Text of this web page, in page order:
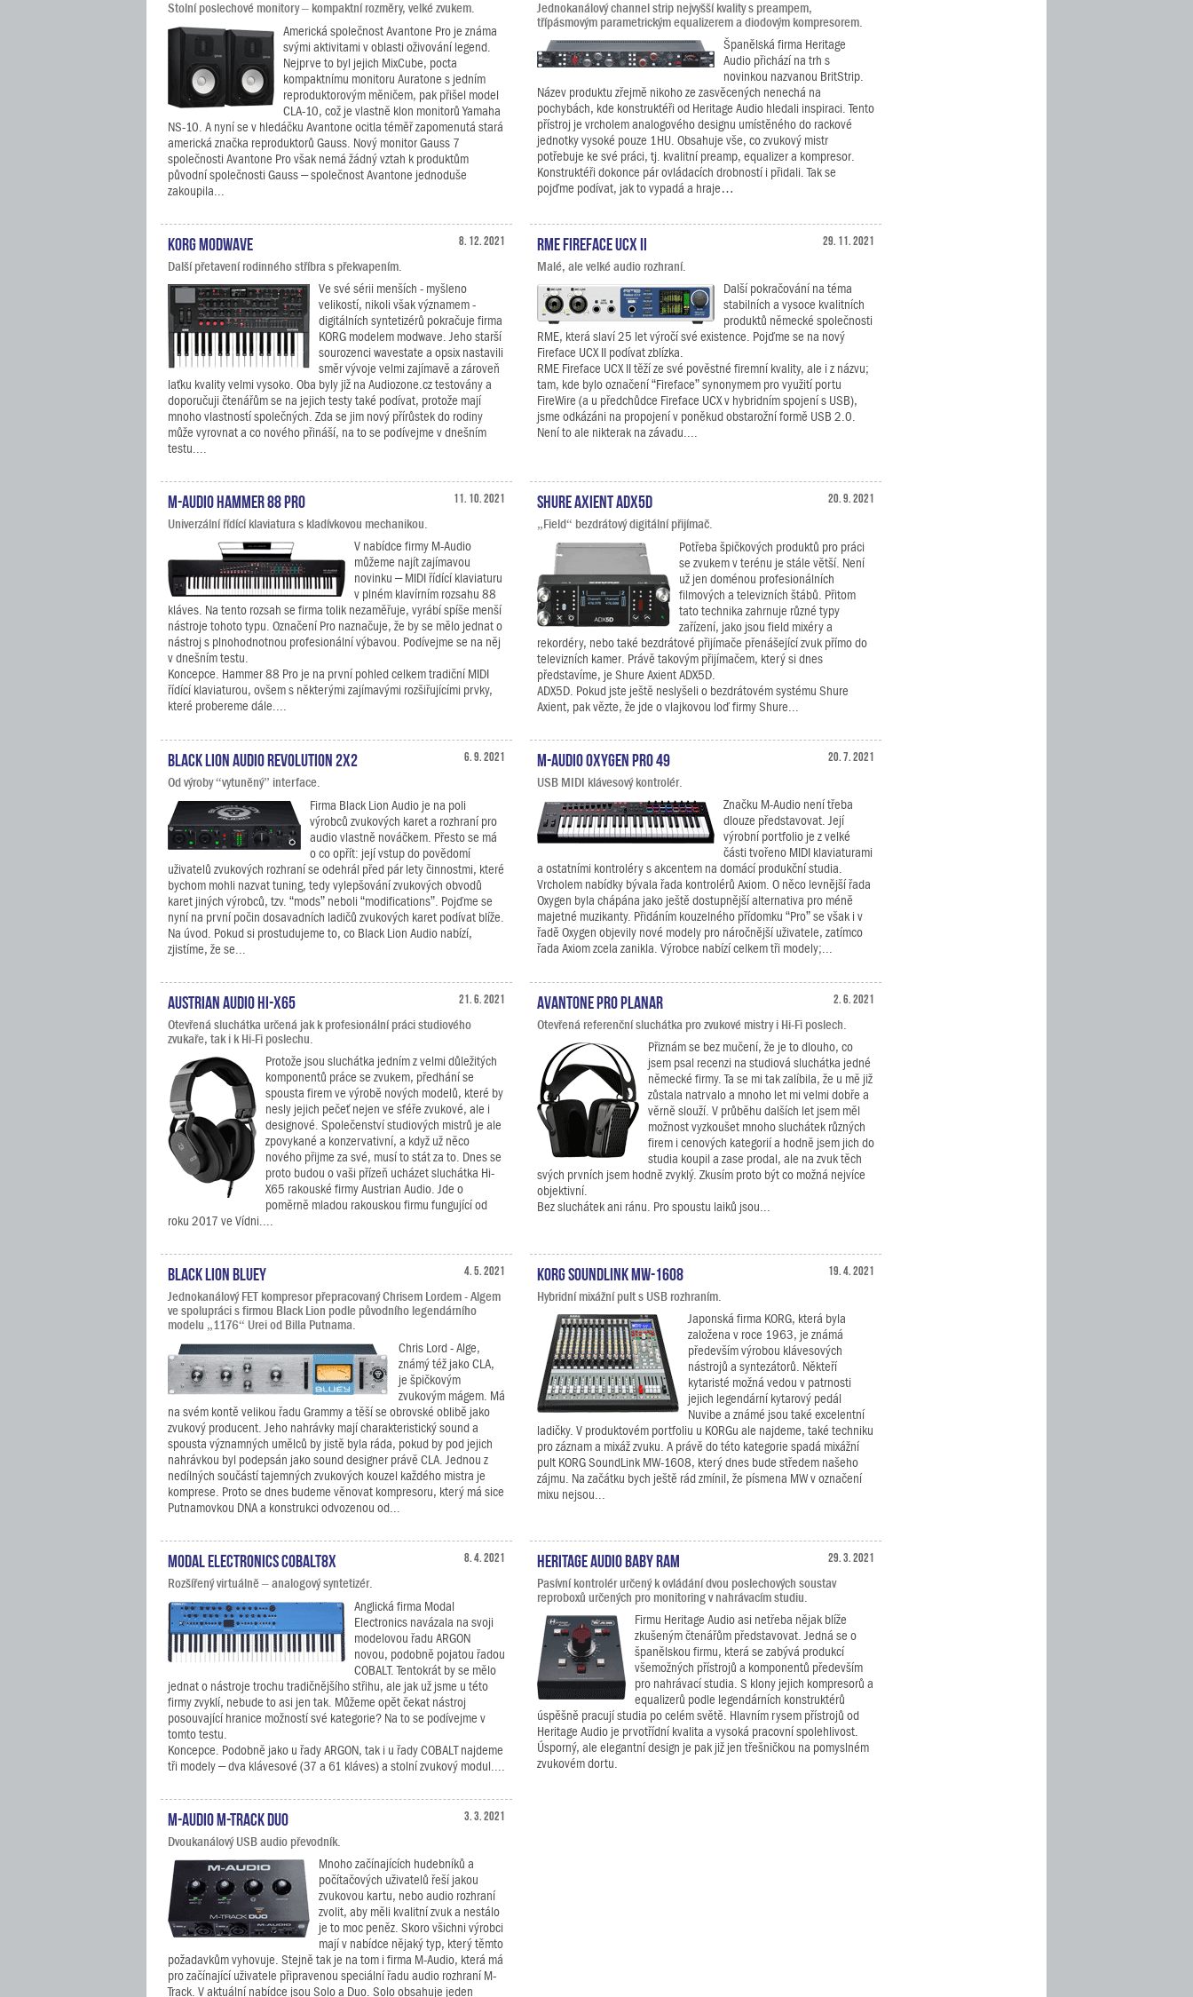
Stolní poslechové monitory – kompaktní rozměry, velké zvukem.
Americká společnost Avantone Pro je známa
svými aktivitami v oblasti oživování legend.
Nejprve to byl jejich MixCube, pocta
kompaktnímu monitoru Auratone s jedním
reproduktorovým měničem, pak přišel model
CLA-10, což je vlastně klon monitorů Yamaha
NS-10. A nyní se v hledáčku Avantone ocitla téměř zapomenutá stará
americká značka reproduktorů Gauss. Nový monitor Gauss 7
společnosti Avantone Pro však nemá žádný vztah k produktům
původní společnosti Gauss – společnost Avantone jednoduše
zakoupila...
Jednokanálový channel strip nejvyšší kvality s preampem,
třípásmovým parametrickým equalizerem a diodovým kompresorem.
Španělská firma Heritage
Audio přichází na trh s
novinkou nazvanou BritStrip.
Název produktu zřejmě nikoho ze zasvěcených nenechá na
pochybách, kde konstruktéři od Heritage Audio hledali inspiraci. Tento
přístroj je vrcholem analogového designu umístěného do rackové
jednotky vysoké pouze 1HU. Obsahuje vše, co zvukový mistr
potřebuje ke své práci, tj. kvalitní preamp, equalizer a kompresor.
Konstruktéři dokonce pár ovládacích drobností i přidali. Tak se
pojďme podívat, jak to vypadá a hraje…
8. 12. 2021
KORG modwave
Další přetavení rodinného stříbra s překvapením.
Ve své sérii menších - myšleno
velikostí, nikoli však významem -
digitálních syntetizérů pokračuje firma
KORG modelem modwave. Jeho starší
sourozenci wavestate a opsix nastavili
směr vývoje velmi zajímavě a zároveň
laťku kvality velmi vysoko. Oba byly již na Audiozone.cz testovány a
doporučuji čtenářům se na jejich testy také podívat, protože mají
mnoho vlastností společných. Zda se jim nový přírůstek do rodiny
může vyrovnat a co nového přináší, na to se podívejme v dnešním
testu....
29. 11. 2021
RME Fireface UCX II
Malé, ale velké audio rozhraní.
Další pokračování na téma
stabilních a vysoce kvalitních
produktů německé společnosti
RME, která slaví 25 let výročí své existence. Pojďme se na nový
Fireface UCX II podívat zblízka.
RME Fireface UCX II těží ze své pověstné firemní kvality, ale i z názvu;
tam, kde bylo označení “Fireface” synonymem pro využití portu
FireWire (a u předchůdce Fireface UCX v hybridním spojení s USB),
jsme odkázáni na propojení v poněkud obstarožní formě USB 2.0.
Není to ale nikterak na závadu....
11. 10. 2021
M-Audio Hammer 88 Pro
Univerzální řídící klaviatura s kladívkovou mechanikou.
V nabídce firmy M-Audio
můžeme najít zajímavou
novinku – MIDI řídící klaviaturu
v plném klavírním rozsahu 88
kláves. Na tento rozsah se firma tolik nezaměřuje, vyrábí spíše menší
nástroje tohoto typu. Označení Pro naznačuje, že by se mělo jednat o
nástroj s plnohodnotnou profesionální výbavou. Podívejme se na něj
v dnešním testu.
Koncepce. Hammer 88 Pro je na první pohled celkem tradiční MIDI
řídící klaviaturou, ovšem s některými zajímavými rozšiřujícími prvky,
které probereme dále....
20. 9. 2021
Shure Axient ADX5D
„Field“ bezdrátový digitální přijímač.
Potřeba špičkových produktů pro práci
se zvukem v terénu je stále větší. Není
už jen doménou profesionálních
filmových a televizních štábů. Přitom
tato technika zahrnuje různé typy
zařízení, jako jsou field mixéry a
rekordéry, nebo také bezdrátové přijímače přenášející zvuk přímo do
televizních kamer. Právě takovým přijímačem, který si dnes
představíme, je Shure Axient ADX5D.
ADX5D. Pokud jste ještě neslyšeli o bezdrátovém systému Shure
Axient, pak vězte, že jde o vlajkovou loď firmy Shure...
6. 9. 2021
Black Lion Audio Revolution 2x2
Od výroby “vytuněný” interface.
Firma Black Lion Audio je na poli
výrobců zvukových karet a rozhraní pro
audio vlastně nováčkem. Přesto se má
o co opřít: její vstup do povědomí
uživatelů zvukových rozhraní se odehrál před pár lety činnostmi, které
bychom mohli nazvat tuning, tedy vylepšování zvukových obvodů
karet jiných výrobců, tzv. “mods” neboli “modifications”. Pojďme se
nyní na první počin dosavadních ladičů zvukových karet podívat blíže.
Na úvod. Pokud si prostudujeme to, co Black Lion Audio nabízí,
zjistíme, že se...
20. 7. 2021
M-Audio Oxygen Pro 49
USB MIDI klávesový kontrolér.
Značku M-Audio není třeba
dlouze představovat. Její
výrobní portfolio je z velké
části tvořeno MIDI klaviaturami
a ostatními kontroléry s akcentem na domácí produkční studia.
Vrcholem nabídky bývala řada kontrolérů Axiom. O něco levnější řada
Oxygen byla chápána jako ještě dostupnější alternativa pro méně
majetné muzikanty. Přidáním kouzelného přídomku “Pro” se však i v
řadě Oxygen objevily nové modely pro náročnější uživatele, zatímco
řada Axiom zcela zanikla. Výrobce nabízí celkem tři modely;...
21. 6. 2021
Austrian Audio Hi-X65
Otevřená sluchátka určená jak k profesionální práci studiového
zvukaře, tak i k Hi-Fi poslechu.
Protože jsou sluchátka jedním z velmi důležitých
komponentů práce se zvukem, předhání se
spousta firem ve výrobě nových modelů, které by
nesly jejich pečeť nejen ve sféře zvukové, ale i
designové. Společenství studiových mistrů je ale
zpovykané a konzervativní, a když už něco
nového přijme za své, musí to stát za to. Dnes se
proto budou o vaši přízeň ucházet sluchátka Hi-
X65 rakouské firmy Austrian Audio. Jde o
poměrně mladou rakouskou firmu fungující od
roku 2017 ve Vídni....
2. 6. 2021
Avantone Pro Planar
Otevřená referenční sluchátka pro zvukové mistry i Hi-Fi poslech.
Přiznám se bez mučení, že je to dlouho, co
jsem psal recenzi na studiová sluchátka jedné
německé firmy. Ta se mi tak zalíbila, že u mě již
zůstala natrvalo a mnoho let mi velmi dobře a
věrně slouží. V průběhu dalších let jsem měl
možnost vyzkoušet mnoho sluchátek různých
firem i cenových kategorií a hodně jsem jich do
studia koupil a zase prodal, ale na zvuk těch
svých prvních jsem hodně zvyklý. Zkusím proto být co možná nejvíce
objektivní.
Bez sluchátek ani ránu. Pro spoustu laiků jsou...
4. 5. 2021
Black Lion Bluey
Jednokanálový FET kompresor přepracovaný Chrisem Lordem - Algem
ve spolupráci s firmou Black Lion podle původního legendárního
modelu „1176“ Urei od Billa Putnama.
Chris Lord - Alge,
známý též jako CLA,
je špičkovým
zvukovým mágem. Má
na svém kontě velikou řadu Grammy a těší se obrovské oblibě jako
zvukový producent. Jeho nahrávky mají charakteristický sound a
spousta významných umělců by jistě byla ráda, pokud by pod jejich
nahrávkou byl podepsán jako sound designer právě CLA. Jednou z
nedílných součástí tajemných zvukových kouzel každého mistra je
komprese. Proto se dnes budeme věnovat kompresoru, který má sice
Putnamovkou DNA a konstrukci odvozenou od...
19. 4. 2021
KORG SoundLink MW-1608
Hybridní mixážní pult s USB rozhraním.
Japonská firma KORG, která byla
založena v roce 1963, je známá
především výrobou klávesových
nástrojů a syntezátorů. Někteří
kytaristé možná vedou v patrnosti
jejich legendární kytarový pedál
Nuvibe a známé jsou také excelentní
ladičky. V produktovém portfoliu u KORGu ale najdeme, také techniku
pro záznam a mixáž zvuku. A právě do této kategorie spadá mixážní
pult KORG SoundLink MW-1608, který dnes bude středem našeho
zájmu. Na začátku bych ještě rád zmínil, že písmena MW v označení
mixu nejsou...
8. 4. 2021
Modal Electronics COBALT8X
Rozšířený virtuálně – analogový syntetizér.
Anglická firma Modal
Electronics navázala na svoji
modelovou řadu ARGON
novou, podobně pojatou řadou
COBALT. Tentokrát by se mělo
jednat o nástroje trochu tradičnějšího střihu, ale jak už jsme u této
firmy zvyklí, nebude to asi jen tak. Můžeme opět čekat nástroj
posouvající hranice možností své kategorie? Na to se podívejme v
tomto testu.
Koncepce. Podobně jako u řady ARGON, tak i u řady COBALT najdeme
tři modely – dva klávesové (37 a 61 kláves) a stolní zvukový modul....
29. 3. 2021
Heritage Audio Baby RAM
Pasívní kontrolér určený k ovládání dvou poslechových soustav
reproboxů určených pro monitoring v nahrávacím studiu.
Firmu Heritage Audio asi netřeba nějak blíže
zkušeným čtenářům představovat. Jedná se o
španělskou firmu, která se zabývá produkcí
všemožných přístrojů a komponentů především
pro nahrávací studia. S klony jejich kompresorů a
equalizerů podle legendárních konstruktérů
úspěšně pracují studia po celém světě. Hlavním rysem přístrojů od
Heritage Audio je prvotřídní kvalita a vysoká pracovní spolehlivost.
Úsporný, ale elegantní design je pak již jen třešničkou na pomyslném
zvukovém dortu.
3. 3. 2021
M-Audio M-Track Duo
Dvoukanálový USB audio převodník.
Mnoho začínajících hudebníků a
počítačových uživatelů řeší jakou
zvukovou kartu, nebo audio rozhraní
zvolit, aby měli kvalitní zvuk a nestálo
je to moc peněz. Skoro všichni výrobci
mají v nabídce nějaký typ, který těmto
požadavkům vyhovuje. Stejně tak je na tom i firma M-Audio, která má
pro začínající uživatele připravenou speciální řadu audio rozhraní M-
Track. V aktuální nabídce jsou Solo a Duo. Solo obsahuje jeden